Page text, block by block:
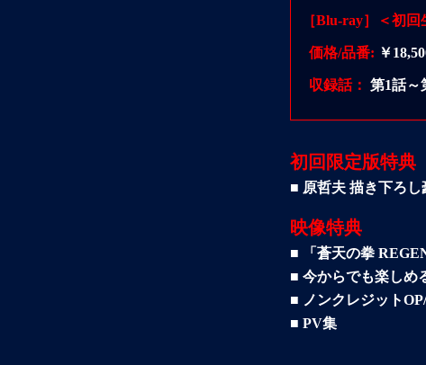
［Blu-ray］＜初
価格/品番: ￥
収録話： 第1話～
初回限定版特典
■ 原哲夫 描き下ろ
映像特典
■ 「蒼天の拳
■ 今からでも楽しめ
■ ノンクレジット
■ PV集